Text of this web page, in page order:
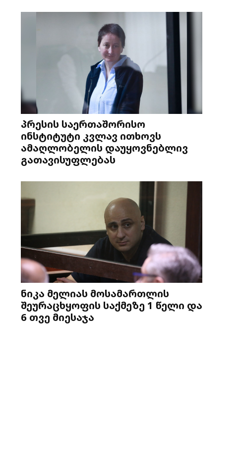
პრესის საერთაშორისო
ინსტიტუტი კვლავ ითხოვს
ამაღლობელის დაუყოვნებლივ
გათავისუფლებას
ნიკა მელიას მოსამართლის
შეურაცხყოფის საქმეზე 1 წელი და
6 თვე მიესაჯა